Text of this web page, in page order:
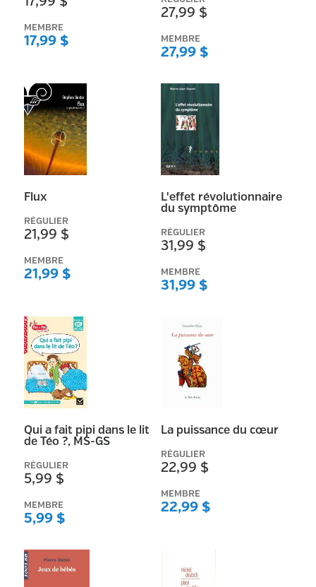
RÉINITIALISER
MEMBRE
17,99 $
27,99 $
MEMBRE
27,99 $
Flux
RÉGULIER
21,99 $
MEMBRE
21,99 $
L'effet révolutionnaire
du symptôme
RÉGULIER
31,99 $
MEMBRE
31,99 $
Qui a fait pipi dans le lit
de Téo ?, MS-GS
RÉGULIER
5,99 $
MEMBRE
5,99 $
La puissance du cœur
RÉGULIER
22,99 $
MEMBRE
22,99 $